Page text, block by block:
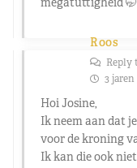
Roos
Reply
3 jaren
Hoi Josine,
Ik neem aan dat
voor de kroning
Ik kan die ook